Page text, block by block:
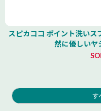
スピカココ ポイント洗い
然に優しいヤ
す